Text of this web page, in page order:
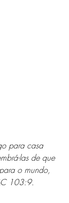
para casa
las de que
o mundo,
103:9.